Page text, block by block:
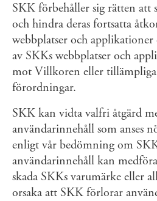
SKK förbehåller sig rätten att
och hindra deras fortsatta
webbplatser och
av SKKs webbplatser och
mot Villkoren eller tillämpliga
förordningar.
SKK kan vidta valfri åtgärd
användarinnehåll som anses
enligt vår bedömning om
användarinnehåll kan
skada SKKs varumärke eller
orsaka att SKK förlorar